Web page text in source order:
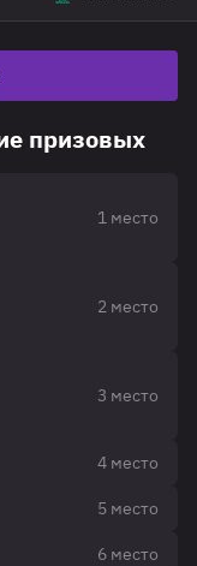
призовых
1 место
2 место
3 место
4 место
5 место
6 место